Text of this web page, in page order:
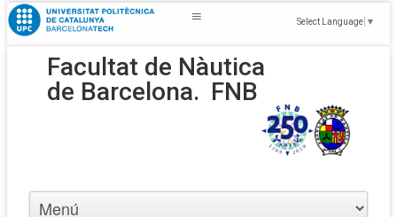
Select Language ▼
Facultat de Nàutica
de Barcelona. FNB